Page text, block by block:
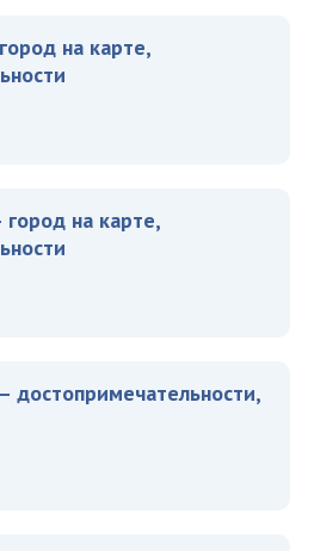
на карте,
на карте,